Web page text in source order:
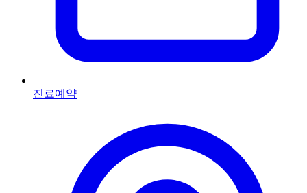
진료예약